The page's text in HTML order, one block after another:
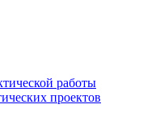
работы
проектов